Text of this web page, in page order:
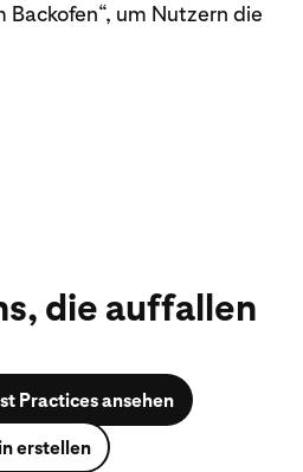
Backofen“, um Nutzern die
die auffallen
Practices ansehen
erstellen